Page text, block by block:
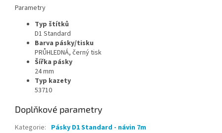
Parametry
Typ štítků
D1 Standard
Barva pásky/tisku
PRŮHLEDNÁ, černý tisk
Šířka pásky
24 mm
Typ kazety
53710
Doplňkové parametry
Kategorie: Pásky D1 Standard - návin 7m